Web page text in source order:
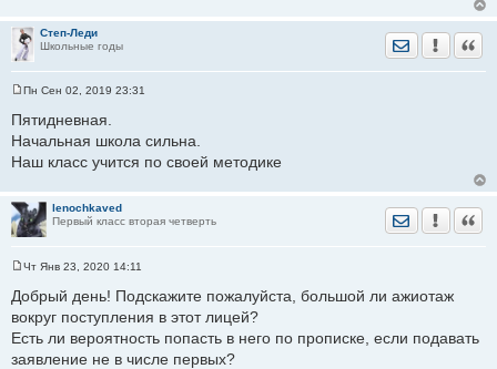
Степ-Леди
Школьные годы
Отправить
о
б
е
и
е
Пн Сен 02, 2019 23:31
Пятидневная.
Начальная школа сильна.
Наш класс учится по своей методике
lenochkaved
Первый класс вторая четверть
Отправить
о
б
е
н
Чт Янв 23, 2020 14:11
Добрый день! Подскажите пожалуйста, большой ли ажиотаж
вокруг поступления в этот лицей?
Есть ли вероятность попасть в него по прописке, если подавать
заявление не в числе первых?